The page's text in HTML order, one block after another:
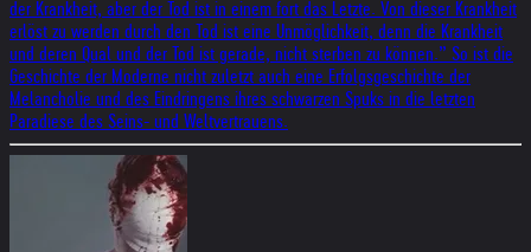
der Krankheit, aber der Tod ist in einem fort das Letzte. Von dieser Krankheit
erlöst zu werden durch den Tod ist eine Unmöglichkeit, denn die Krankheit
und deren Qual und der Tod ist gerade, nicht sterben zu können.” So ist die
Geschichte der Moderne nicht zuletzt auch eine Erfolgsgeschichte der
Melancholie und des Eindringens ihres schwarzen Spuks in die letzten
Paradiese des Seins- und Weltvertrauens.